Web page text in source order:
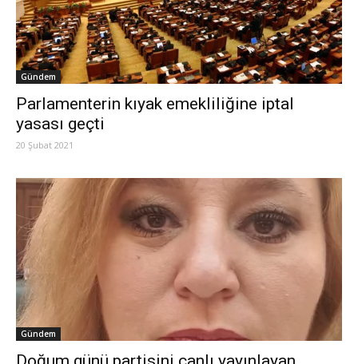
Gündem
Parlamenterin kıyak emekliliğine iptal
yasası geçti
20 Şubat 2021
Gündem